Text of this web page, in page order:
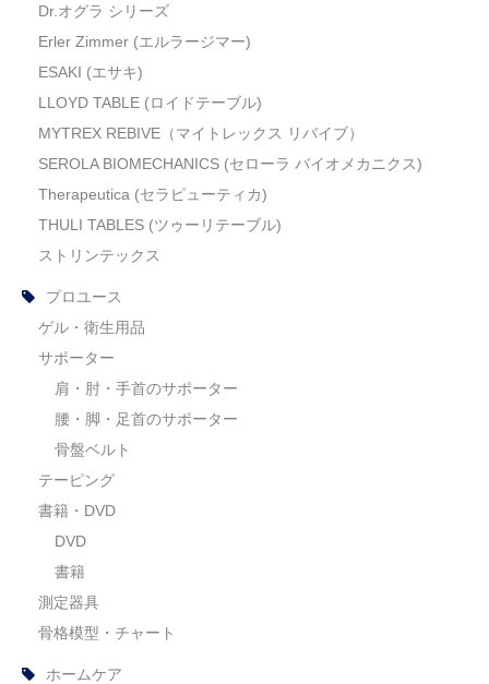
Dr.オグラ シリーズ
Erler Zimmer (エルラージマー)
ESAKI (エサキ)
LLOYD TABLE (ロイドテーブル)
MYTREX REBIVE（マイトレックス リバイブ）
SEROLA BIOMECHANICS (セローラ バイオメカニクス)
Therapeutica (セラピューティカ)
THULI TABLES (ツゥーリテーブル)
ストリンテックス
プロユース
ゲル・衛生用品
サポーター
肩・肘・手首のサポーター
腰・脚・足首のサポーター
骨盤ベルト
テーピング
書籍・DVD
DVD
書籍
測定器具
骨格模型・チャート
ホームケア